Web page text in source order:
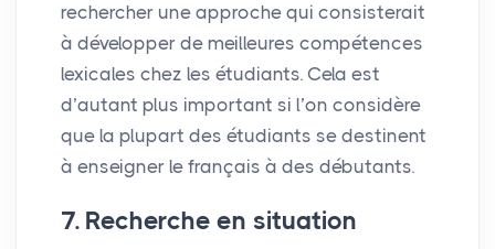
rechercher une approche qui consisterait
à développer de meilleures compétences
lexicales chez les étudiants. Cela est
d’autant plus important si l’on considère
que la plupart des étudiants se destinent
à enseigner le français à des débutants.
7. Recherche en situation